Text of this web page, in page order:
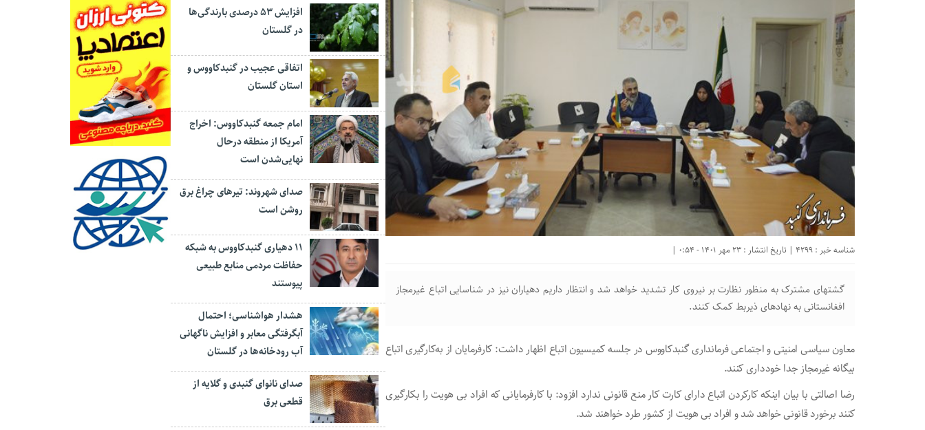
شناسه خبر : 4299 | تاریخ انتشار : 23 مهر 1401 - 0:54 |
گشتهای مشترک به منظور نظارت بر نیروی کار تشدید خواهد شد و انتظار داریم دهیاران نیز در شناسایی اتباع غیرمجاز
افغانستانی به نهادهای ذیربط کمک کنند.
معاون سیاسی امنیتی و اجتماعی فرمانداری گنبدکاووس در جلسه کمیسیون اتباع اظهار داشت: کارفرمایان از به‌کارگیری اتباع
بیگانه غیرمجاز جدا خودداری کنند.
رضا اصالتی با بیان اینکه کارکردن اتباع دارای کارت کار منع قانونی ندارد افزود: با کارفرمایانی که افراد بی هویت را بکارگیری
کنند برخورد قانونی خواهد شد و افراد بی هویت از کشور طرد خواهند شد.
افزایش ۵۳ درصدی بارندگی‌ها
در گلستان
اتفاقی عجیب در‌ گنبدکاووس و
استان گلستان
امام جمعه گنبدکاووس: اخراج
آمریکا از منطقه درحال
نهایی‌شدن است
صدای شهروند: تیرهای چراغ برق
روشن است
۱۱ دهیاری گنبدکاووس به شبکه
حفاظت مردمی منابع طبیعی
پیوستند
هشدار هواشناسی؛ احتمال
آبگرفتگی معابر و افزایش ناگهانی
آب رودخانه‌ها در گلستان
صدای نانوای گنبدی و گلایه از
قطعی برق